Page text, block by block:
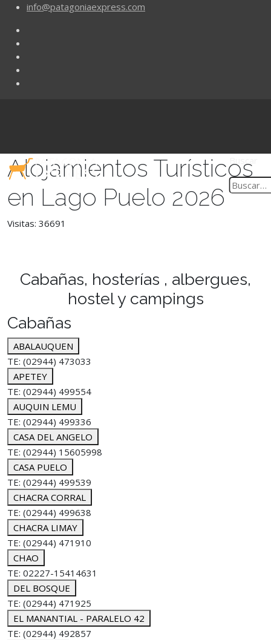
info@patagoniaexpress.com
Alojamientos Turísticos
en Lago Puelo 2026
Visitas: 36691
Cabañas, hosterías , albergues,
hostel y campings
Cabañas
ABALAUQUEN
TE: (02944) 473033
APETEY
TE: (02944) 499554
AUQUIN LEMU
TE: (02944) 499336
CASA DEL ANGELO
TE: (02944) 15605998
CASA PUELO
TE: (02944) 499539
CHACRA CORRAL
TE: (02944) 499638
CHACRA LIMAY
TE: (02944) 471910
CHAO
TE: 02227-15414631
DEL BOSQUE
TE: (02944) 471925
EL MANANTIAL - PARALELO 42
TE: (02944) 492857